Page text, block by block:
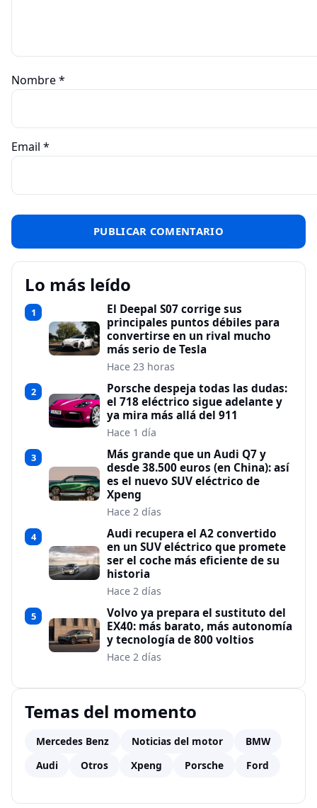
Nombre*
Email *
Lo más leído
1
El Deepal S07 corrige sus
principales puntos débiles para
convertirse en un rival mucho
más serio de Tesla
Hace 23 horas
2
Porsche despeja todas las dudas:
el 718 eléctrico sigue adelante y
ya mira más allá del 911
Hace 1 día
3
Más grande que un Audi Q7 y
desde 38.500 euros (en China): así
es el nuevo SUV eléctrico de
Xpeng
Hace 2 días
4
Audi recupera el A2 convertido
en un SUV eléctrico que promete
ser el coche más eficiente de su
historia
Hace 2 días
5
Volvo ya prepara el sustituto del
EX40: más barato, más autonomía
y tecnología de 800 voltios
Hace 2 días
Temas del momento
Mercedes Benz Noticias del motor
BMW
Audi
Otros Xpeng Porsche Ford